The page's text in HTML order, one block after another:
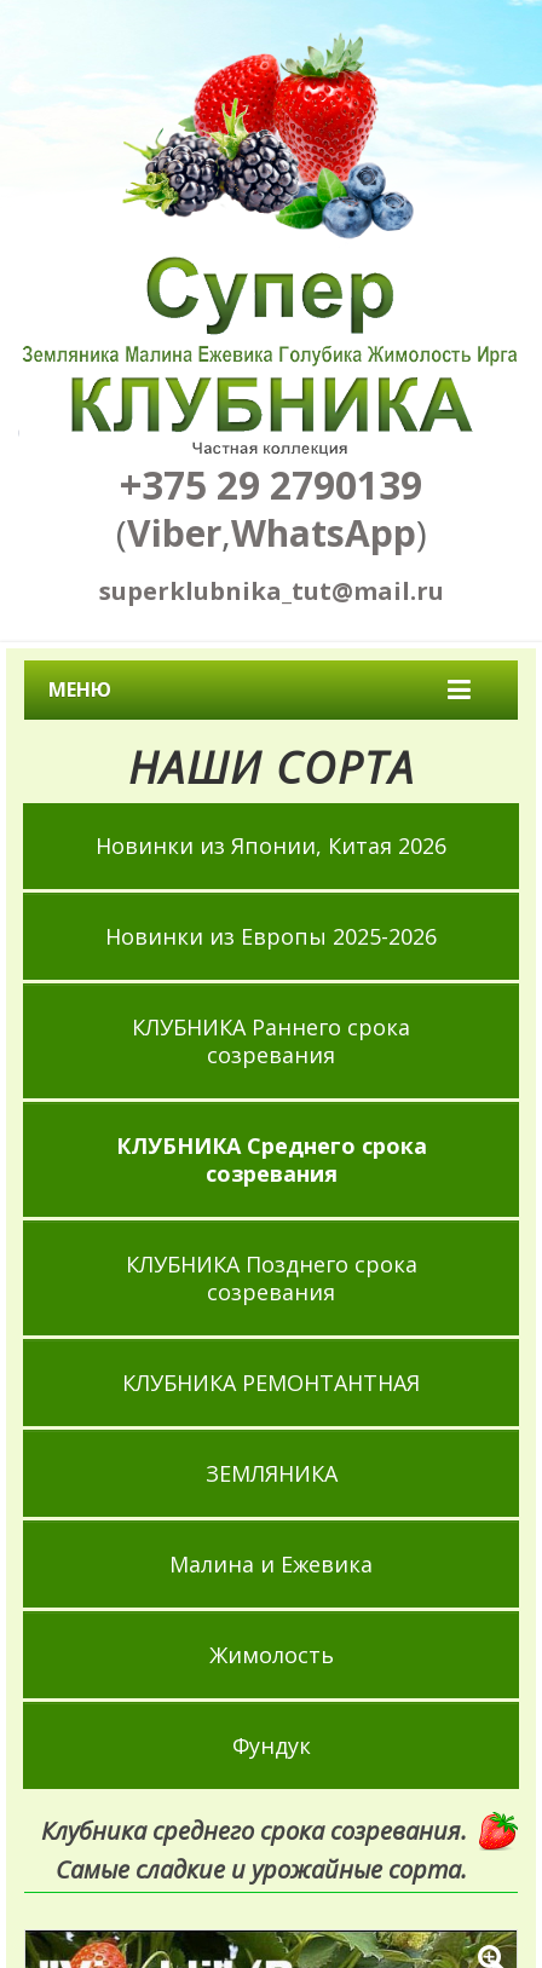
+375 29 2790139
(Viber,WhatsApp)
superklubnika_tut@mail.ru
МЕНЮ
НАШИ СОРТА
Новинки из Японии, Китая 2026
Новинки из Европы 2025-2026
КЛУБНИКА Раннего срока
созревания
КЛУБНИКА Среднего срока
созревания
КЛУБНИКА Позднего срока
созревания
КЛУБНИКА РЕМОНТАНТНАЯ
ЗЕМЛЯНИКА
Малина и Ежевика
Жимолость
Фундук
Клубника среднего срока созревания.
Самые сладкие и урожайные сорта.